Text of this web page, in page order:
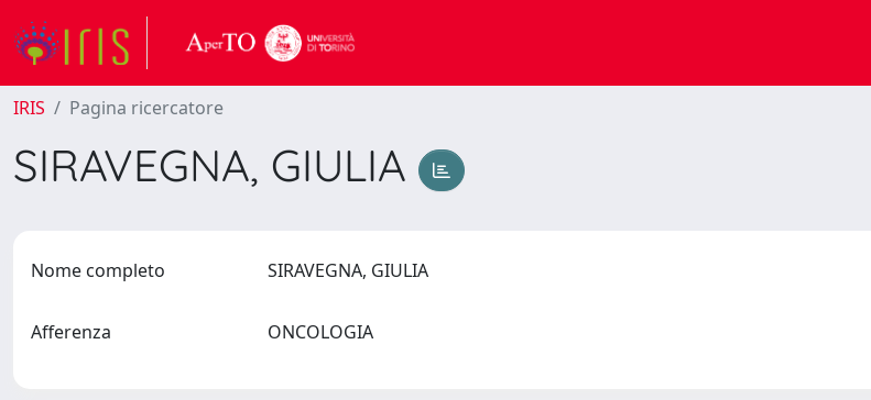
IRIS Pagina ricercatore
SIRAVEGNA, GIULIA
Nome completo SIRAVEGNA, GIULIA
Afferenza ONCOLOGIA